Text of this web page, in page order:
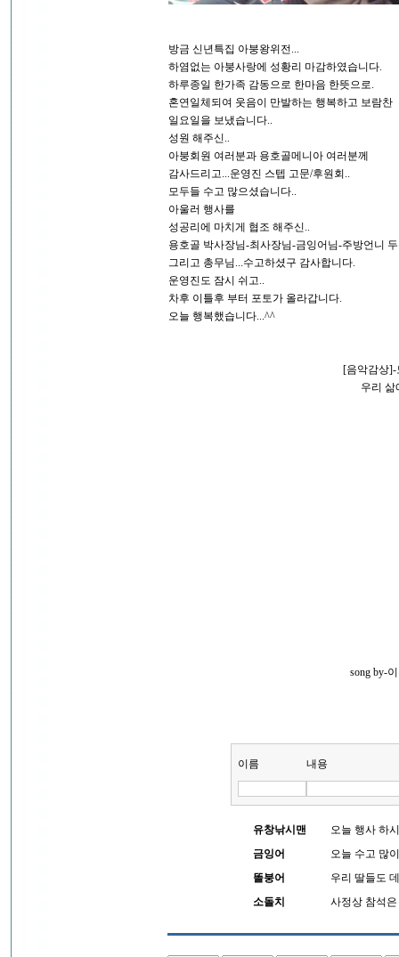
방금 신년특집 아붕왕위전...
하염없는 아붕사랑에 성황리 마감하였습니다.
하루종일 한가족 감동으로 한마음 한뜻으로.
혼연일체되여 웃음이 만발하는 행복하고 보람찬
일요일을 보냈습니다..
성원 해주신..
아붕회원 여러분과 용호골메니아 여러분께
감사드리고...운영진 스텝 고문/후원회..
모두들 수고 많으셨습니다..
아울러 행사를
성공리에 마치게 협조 해주신..
용호골 박사장님-최사장님-금잉어님-주방언니
그리고 총무님...수고하셨구 감사합니다.
운영진도 잠시 쉬고..
차후 이틀후 부터 포토가 올라갑니다.
오늘 행복했습니다...^^
[음악감상]-
우리 삶
song by-
이름 내용
유창낚시맨
오늘 행사 하
금잉어
오늘 수고 많
똘붕어
우리 딸들도
소돌치
사정상 참석